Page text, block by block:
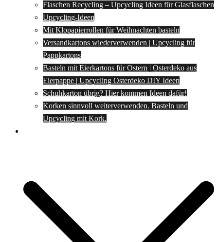
Flaschen Recycling – Upcycling Ideen für Glasflaschen
Upcycling-Ideen
Mit Klopapierrollen für Weihnachten basteln
Versandkartons wiederverwenden | Upcycling für
Pappkartons
Basteln mit Eierkartons für Ostern | Osterdeko aus
Eierpappe | Upcycling Osterdeko DIY Ideen
Schuhkarton übrig? Hier kommen Ideen dafür!
Korken sinnvoll weiterverwenden. Basteln und
Upcycling mit Kork.